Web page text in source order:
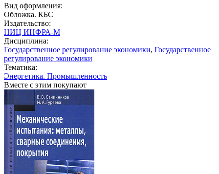
Вид оформления:
Обложка. КБС
Издательство:
НИЦ ИНФРА-М
Дисциплина:
Государственное регулирование экономики, Государственное
регулирование экономики
Тематика:
Энергетика. Промышленность
Вместе с этим покупают